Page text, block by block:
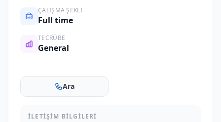
ÇALIŞMA ŞEKLI
Full time
TECRÜBE
General
Ara
İLETIŞIM BILGILERI